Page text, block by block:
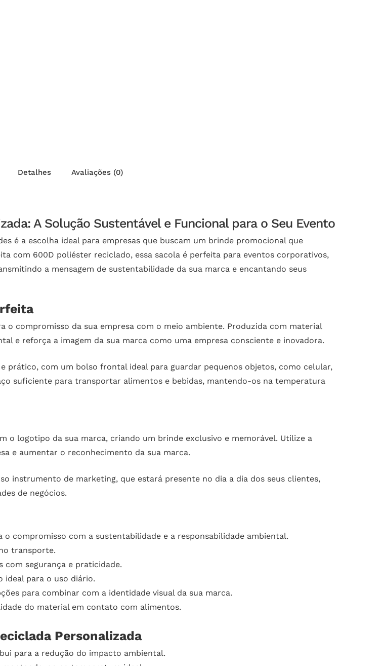
Detalhes Avaliações (0)
A Solução Sustentável e Funcional para o Seu Evento
é a escolha ideal para empresas que buscam um brinde promocional que
com 600D poliéster reciclado, essa sacola é perfeita para eventos corporativos,
a mensagem de sustentabilidade da sua marca e encantando seus
o compromisso da sua empresa com o meio ambiente. Produzida com material
e reforça a imagem da sua marca como uma empresa consciente e inovadora.
prático, com um bolso frontal ideal para guardar pequenos objetos, como celular,
suficiente para transportar alimentos e bebidas, mantendo-os na temperatura
o logotipo da sua marca, criando um brinde exclusivo e memorável. Utilize a
e aumentar o reconhecimento da sua marca.
instrumento de marketing, que estará presente no dia a dia dos seus clientes,
de negócios.
compromisso com a sustentabilidade e a responsabilidade ambiental.
transporte.
com segurança e praticidade.
ideal para o uso diário.
para combinar com a identidade visual da sua marca.
do material em contato com alimentos.
Personalizada
para a redução do impacto ambiental.